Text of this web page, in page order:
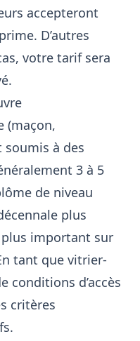
accepteront
D’autres
votre tarif sera
(maçon,
soumis à des
3 à 5
de niveau
plus
important sur
tant que vitrier-
conditions d’accès
critères